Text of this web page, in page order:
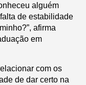
alguém
de estabilidade
afirma
em
com os
de dar certo na